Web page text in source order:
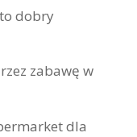
dobry
zabawę w
dla